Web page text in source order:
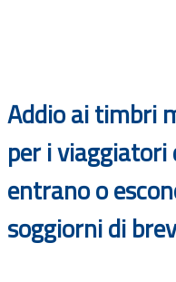
Addio ai timbri
per i viaggiatori
entrano o
soggiorni di